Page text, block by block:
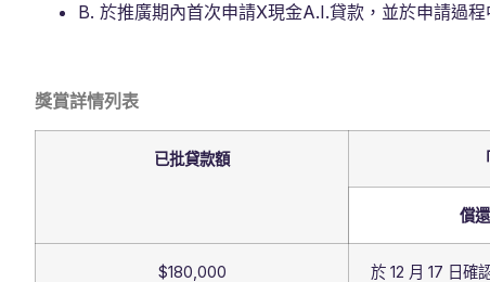
B. 於推廣期內首次申請X現金A.I.貸款，並於申請過
獎賞詳情列表
已批貸款額
償
$180,000
於 12 月 17 日確